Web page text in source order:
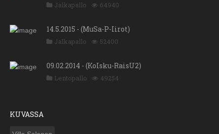
Jalkapallo 64940
14.5.2015 - (MuSa-P-Iirot)
Jalkapallo 52400
09.02.2014 - (KoIsku-RaisU2)
Lentopallo 49254
KUVASSA